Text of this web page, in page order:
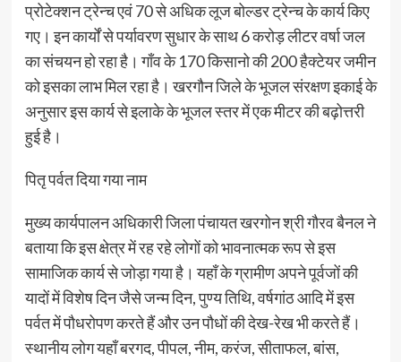
प्रोटेक्शन ट्रेन्च एवं 70 से अधिक लूज बोल्डर ट्रेन्च के कार्य किए
गए। इन कार्यों से पर्यावरण सुधार के साथ 6 करोड़ लीटर वर्षा जल
का संचयन हो रहा है। गाँव के 170 किसानो की 200 हैक्टेयर जमीन
को इसका लाभ मिल रहा है। खरगौन जिले के भूजल संरक्षण इकाई के
अनुसार इस कार्य से इलाके के भूजल स्तर में एक मीटर की बढ़ोत्तरी
हुई है।
पितृ पर्वत दिया गया नाम
मुख्य कार्यपालन अधिकारी जिला पंचायत खरगोन श्री गौरव बैनल ने
बताया कि इस क्षेत्र में रह रहे लोगों को भावनात्मक रूप से इस
सामाजिक कार्य से जोड़ा गया है। यहाँ के ग्रामीण अपने पूर्वजों की
यादों में विशेष दिन जैसे जन्म दिन, पुण्य तिथि, वर्षगांठ आदि में इस
पर्वत में पौधरोपण करते हैं और उन पौधों की देख-रेख भी करते हैं।
स्थानीय लोग यहाँ बरगद, पीपल, नीम, करंज, सीताफल, बांस,